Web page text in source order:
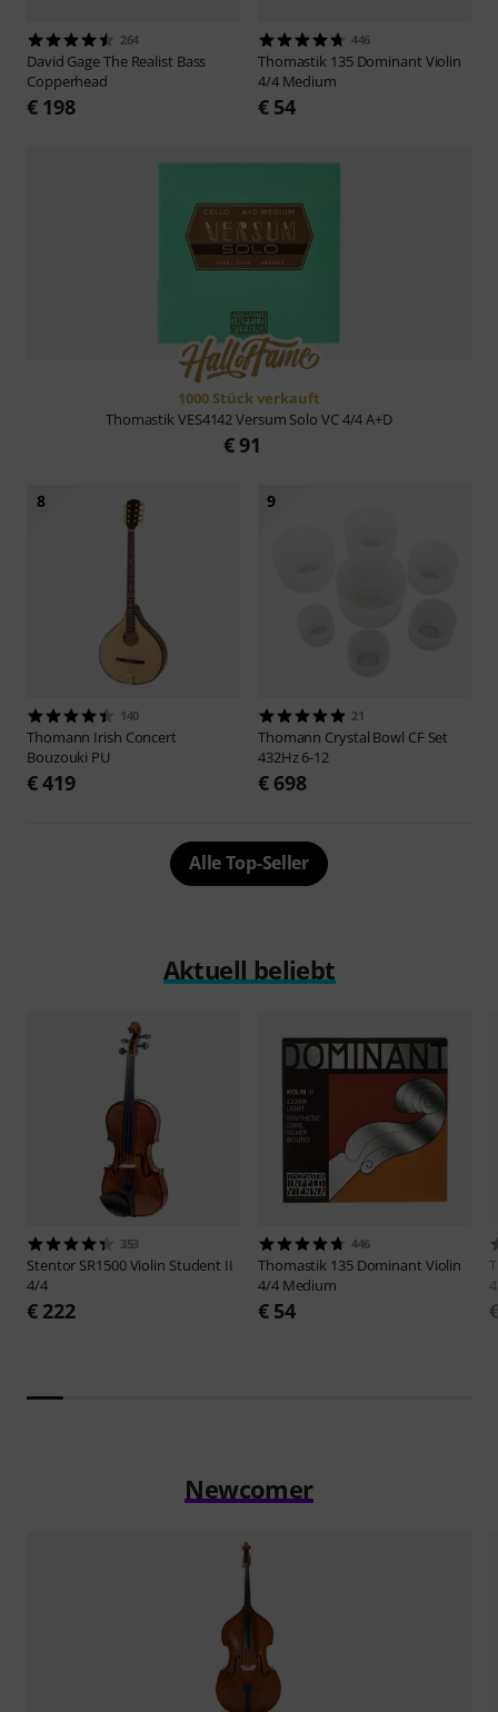
264
David GageThe Realist Bass
Copperhead
€ 198
446
Thomastik 135 Dominant Violin
4/4 Medium
€ 54
1000 Stück verkauft
ThomastikVES4142 Versum Solo VC 4/4 A+D
€ 91
8
140
Thomann Irish Concert
Bouzouki PU
€ 419
9
21
Thomann Crystal Bowl CF Set
432Hz 6-12
€ 698
Alle Top-Seller
Aktuell beliebt
353
Stentor SR1500 Violin Student II
4/4
€ 222
446
Thomastik 135 Dominant Violin
4/4 Medium
€ 54
Newcomer